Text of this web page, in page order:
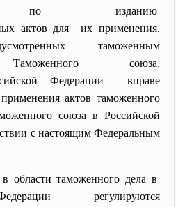
по изданию
актов для их применения.
таможенным
Таможенного союза,
Федерации вправе
актов таможенного
союза в Российской
с настоящим Федеральным
области таможенного дела в
регулируются